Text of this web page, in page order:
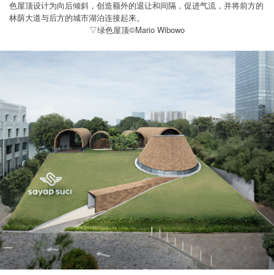
色屋顶设计为向后倾斜，创造额外的退让和间隔，促进气流，并将前方的
林荫大道与后方的城市湖泊连接起来。
▽绿色屋顶©Mario Wibowo